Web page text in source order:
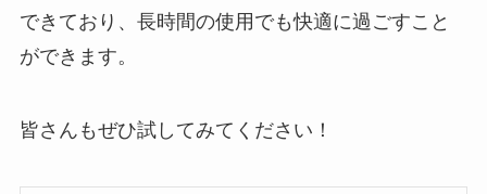
できており、長時間の使用でも快適に過ごすこと
ができます。
皆さんもぜひ試してみてください！